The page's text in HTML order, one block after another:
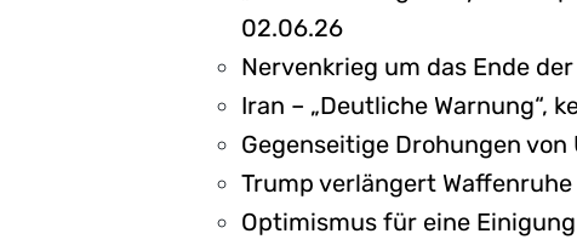
02.06.26
Nervenkrieg um das Ende
Iran – „Deutliche Warnung“,
Gegenseitige Drohungen von
Trump verlängert
Optimismus für eine